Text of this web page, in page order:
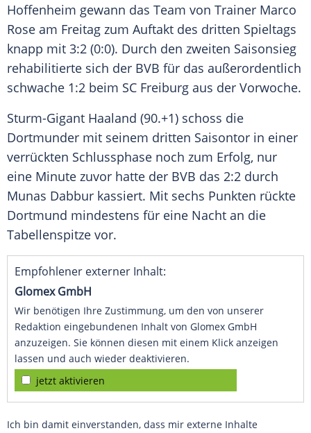
Hoffenheim gewann das Team von Trainer Marco
Rose am Freitag zum Auftakt des dritten Spieltags
knapp mit 3:2 (0:0). Durch den zweiten Saisonsieg
rehabilitierte sich der BVB für das außerordentlich
schwache 1:2 beim SC Freiburg aus der Vorwoche.
Sturm-Gigant Haaland (90.+1) schoss die
Dortmunder mit seinem dritten Saisontor in einer
verrückten Schlussphase noch zum Erfolg, nur
eine Minute zuvor hatte der BVB das 2:2 durch
Munas Dabbur kassiert. Mit sechs Punkten rückte
Dortmund mindestens für eine Nacht an die
Tabellenspitze vor.
Empfohlener externer Inhalt:
Glomex GmbH
Wir benötigen Ihre Zustimmung, um den von unserer
Redaktion eingebundenen Inhalt von Glomex GmbH
anzuzeigen. Sie können diesen mit einem Klick anzeigen
lassen und auch wieder deaktivieren.
jetzt aktivieren
Ich bin damit einverstanden, dass mir externe Inhalte